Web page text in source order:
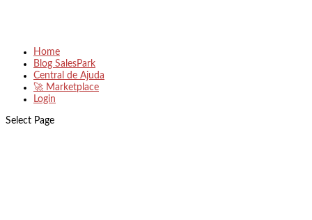
Home
Blog SalesPark
Central de Ajuda
🚀 Marketplace
Login
Select Page